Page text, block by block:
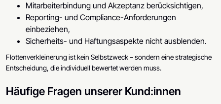
Mitarbeiterbindung und Akzeptanz berücksichtigen,
Reporting- und Compliance-Anforderungen
einbeziehen,
Sicherheits- und Haftungsaspekte nicht ausblenden.
Flottenverkleinerung ist kein Selbstzweck – sondern eine strategische
Entscheidung, die individuell bewertet werden muss.
Häufige Fragen unserer Kund:innen